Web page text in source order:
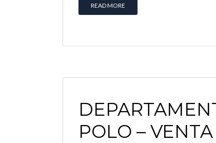
READ MORE
POLO – VENTA